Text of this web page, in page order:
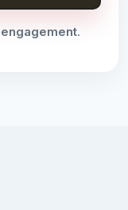
engagement.